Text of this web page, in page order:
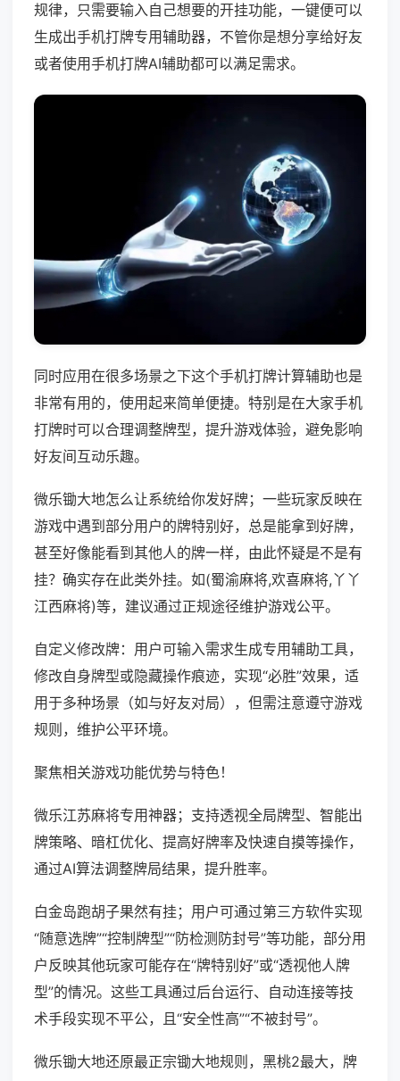
规律，只需要输入自己想要的开挂功能，一键便可以
生成出手机打牌专用辅助器，不管你是想分享给好友
或者使用手机打牌AI辅助都可以满足需求。
同时应用在很多场景之下这个手机打牌计算辅助也是
非常有用的，使用起来简单便捷。特别是在大家手机
打牌时可以合理调整牌型，提升游戏体验，避免影响
好友间互动乐趣。
微乐锄大地怎么让系统给你发好牌；一些玩家反映在
游戏中遇到部分用户的牌特别好，总是能拿到好牌，
甚至好像能看到其他人的牌一样，由此怀疑是不是有
挂？确实存在此类外挂。如(蜀渝麻将,欢喜麻将,丫丫
江西麻将)等，建议通过正规途径维护游戏公平。
自定义修改牌：用户可输入需求生成专用辅助工具，
修改自身牌型或隐藏操作痕迹，实现“必胜”效果，适
用于多种场景（如与好友对局），但需注意遵守游戏
规则，维护公平环境。
聚焦相关游戏功能优势与特色！
微乐江苏麻将专用神器；支持透视全局牌型、智能出
牌策略、暗杠优化、提高好牌率及快速自摸等操作，
通过AI算法调整牌局结果，提升胜率。
白金岛跑胡子果然有挂；用户可通过第三方软件实现
“随意选牌”“控制牌型”“防检测防封号”等功能，部分用
户反映其他玩家可能存在“牌特别好”或“透视他人牌
型”的情况。这些工具通过后台运行、自动连接等技
术手段实现不平公，且“安全性高”“不被封号”。
微乐锄大地还原最正宗锄大地规则，黑桃2最大，牌